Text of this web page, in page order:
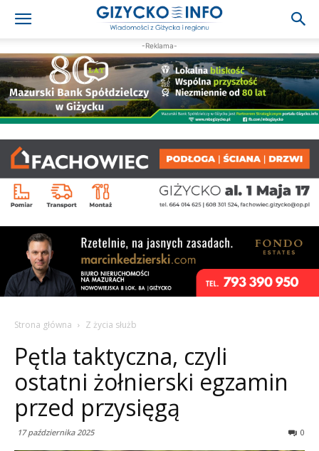
-Reklama-
Strona główna Z życia służb
Pętla taktyczna, czyli
ostatni żołnierski egzamin
przed przysięgą
17 października 2025 0